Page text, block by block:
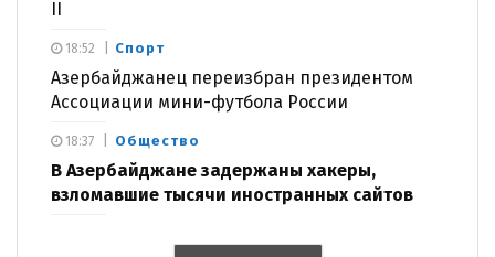
II
Спорт
Азербайджанец переизбран президентом
Ассоциации мини-футбола России
18:52
Общество
В Азербайджане задержаны хакеры,
взломавшие тысячи иностранных сайтов
18:37